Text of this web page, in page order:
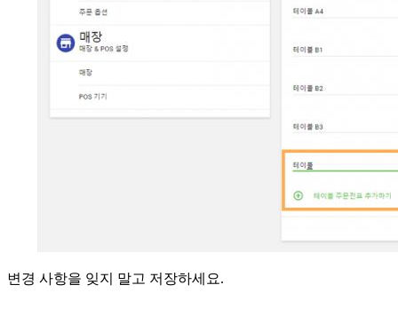
변경 사항을 잊지 말고 저장하세요.